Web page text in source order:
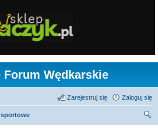
Forum Wędkarskie
Zaloguj się
Zarejestruj się